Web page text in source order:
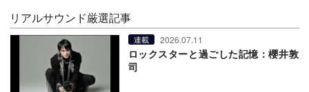
リアルサウンド厳選記事
連載 2026.07.11
ロックスターと過ごした記憶：櫻井敦
司